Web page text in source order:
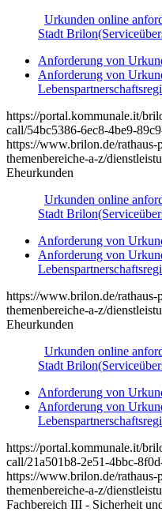
Urkunden online
Stadt Brilon
Anforderung von
Anforderung von
https://portal.kommunale.it/
call/54bc5386-6ec8-4be9-
https://www.brilon.de/
themenbereiche-a-z/
Eheurkunden
Urkunden online
Stadt Brilon
Anforderung von
Anforderung von
https://www.brilon.de/
themenbereiche-a-z/
Eheurkunden
Urkunden online
Stadt Brilon
Anforderung von
Anforderung von
https://portal.kommunale.it/
call/21a501b8-2e51-4bbc-
https://www.brilon.de/
themenbereiche-a-z/
Fachbereich III - Sicherheit